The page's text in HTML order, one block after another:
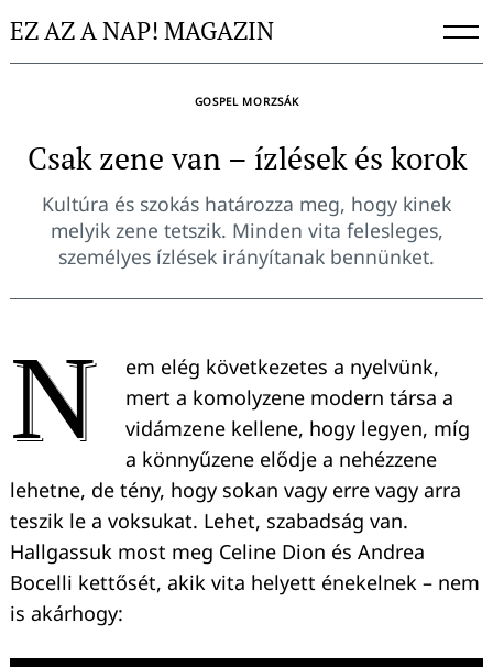
toEZ AZ A NAP! MAGAZIN
GOSPEL MORZSÁK
Csak zene van – ízlések és korok
Kultúra és szokás határozza meg, hogy kinek
melyik zene tetszik. Minden vita felesleges,
személyes ízlések irányítanak bennünket.
N
em elég következetes a nyelvünk,
mert a komolyzene modern társa a
vidámzene kellene, hogy legyen, míg
a könnyűzene elődje a nehézzene
lehetne, de tény, hogy sokan vagy erre vagy arra
teszik le a voksukat. Lehet, szabadság van.
Hallgassuk most meg Celine Dion és Andrea
Bocelli kettősét, akik vita helyett énekelnek – nem
is akárhogy: